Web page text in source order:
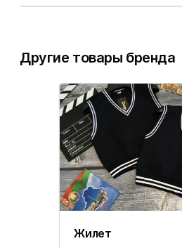
Другие товары бренда
Жилет